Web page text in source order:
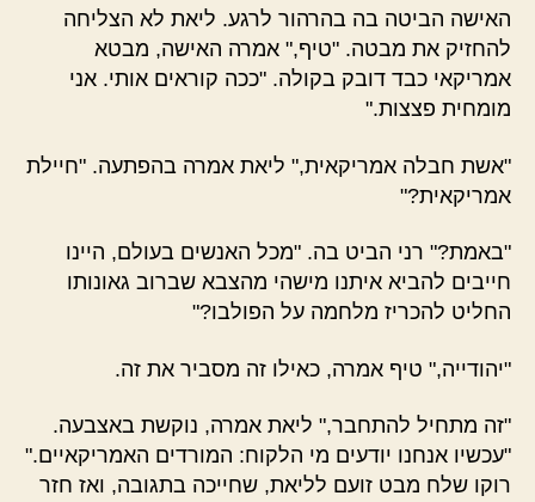
האישה הביטה בה בהרהור לרגע. ליאת לא הצליחה
להחזיק את מבטה. "טיף," אמרה האישה, מבטא
אמריקאי כבד דובק בקולה. "ככה קוראים אותי. אני
מומחית פצצות."
"אשת חבלה אמריקאית," ליאת אמרה בהפתעה. "חיילת
אמריקאית?"
"באמת?" רני הביט בה. "מכל האנשים בעולם, היינו
חייבים להביא איתנו מישהי מהצבא שברוב גאונותו
החליט להכריז מלחמה על הפולבו?"
"יהודייה," טיף אמרה, כאילו זה מסביר את זה.
"זה מתחיל להתחבר," ליאת אמרה, נוקשת באצבעה.
"עכשיו אנחנו יודעים מי הלקוח: המורדים האמריקאיים."
רוקו שלח מבט זועם לליאת, שחייכה בתגובה, ואז חזר